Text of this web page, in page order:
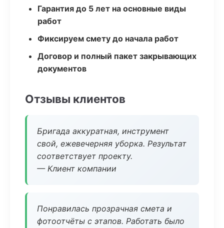
Гарантия до 5 лет на основные виды
работ
Фиксируем смету до начала работ
Договор и полный пакет закрывающих
документов
Отзывы клиентов
Бригада аккуратная, инструмент
свой, ежевечерняя уборка. Результат
соответствует проекту.
— Клиент компании
Понравилась прозрачная смета и
фотоотчёты с этапов. Работать было